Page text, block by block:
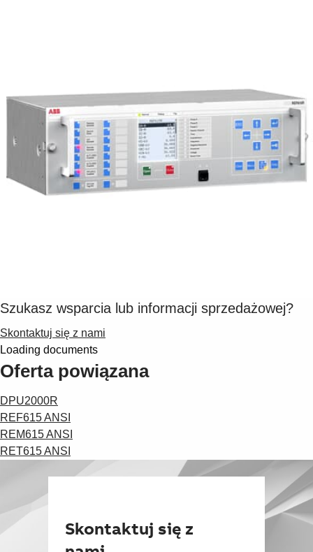
Szukasz wsparcia lub informacji sprzedażowej?
Skontaktuj się z nami
Loading documents
Oferta powiązana
DPU2000R
REF615 ANSI
REM615 ANSI
RET615 ANSI
Skontaktuj się z